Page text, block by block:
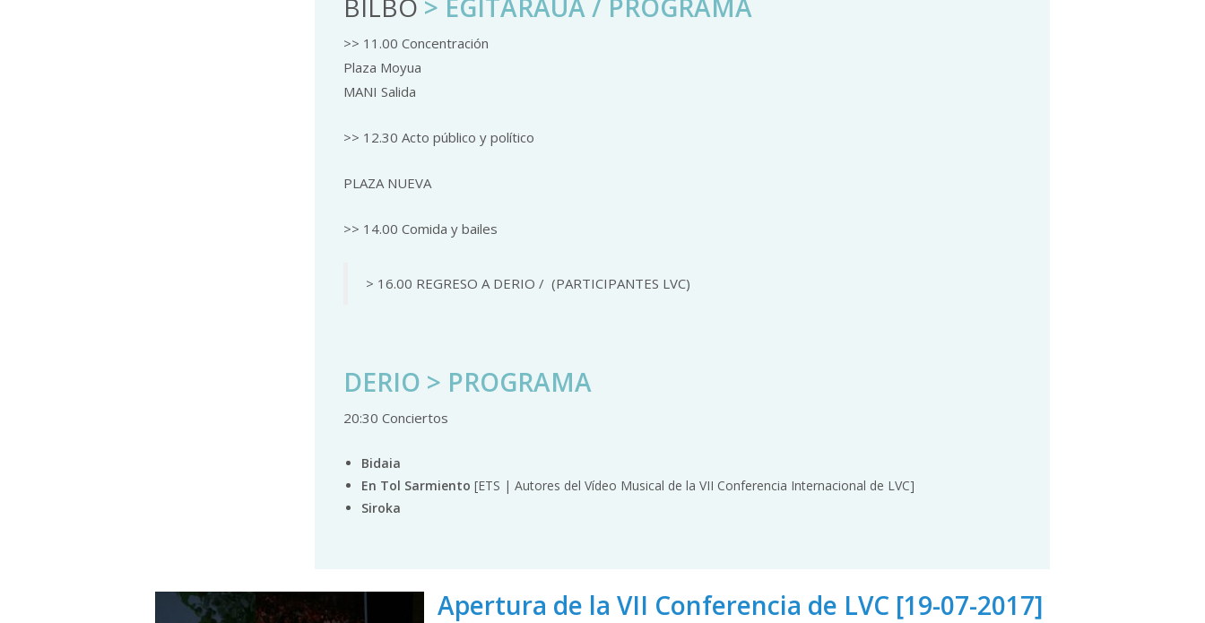
BILBO > EGITARAUA / PROGRAMA
>> 11.00 Concentración
Plaza Moyua
MANI Salida
>> 12.30 Acto público y político
PLAZA NUEVA
>> 14.00 Comida y bailes
> 16.00 REGRESO A DERIO / (PARTICIPANTES LVC)
DERIO > PROGRAMA
20:30 Conciertos
Bidaia
En Tol Sarmiento [ETS | Autores del Vídeo Musical de la VII Conferencia Internacional de LVC]
Siroka
Apertura de la VII Conferencia de LVC [19-07-2017]